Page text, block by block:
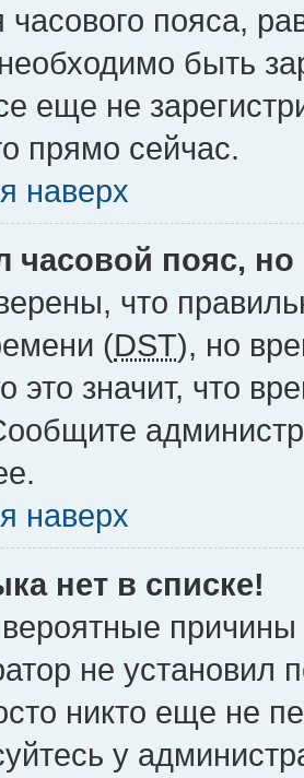
часового пояса,
быть
еще не
прямо сейчас.
наверх
часовой пояс,
что
(DST), но
это значит, что
наверх
нет в списке!
причины
не установил
никто еще не
у